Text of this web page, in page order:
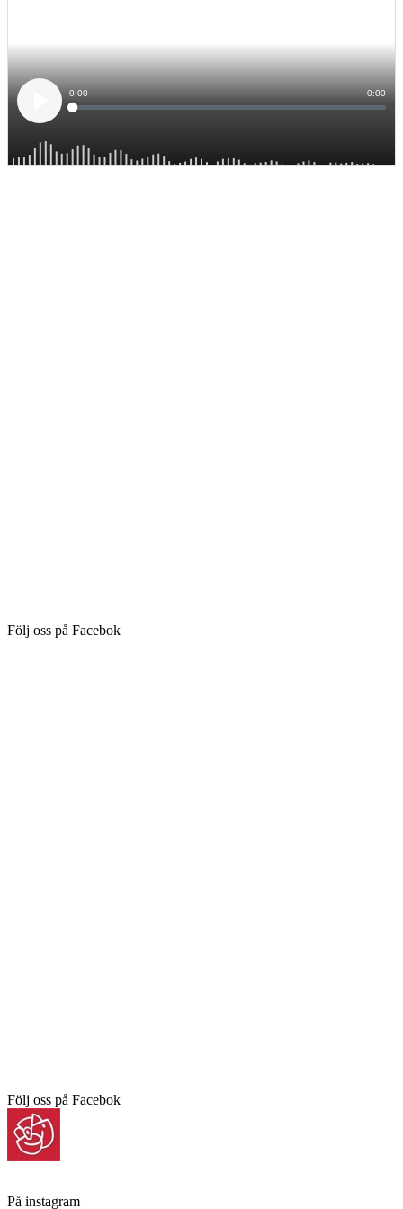
Följ oss på Facebok
Följ oss på Facebok
På instagram